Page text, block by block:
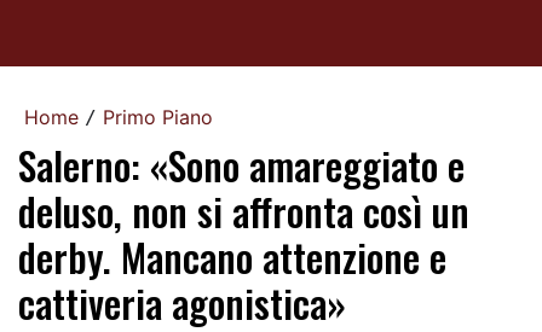
Home / Primo Piano
Salerno: «Sono amareggiato e
deluso, non si affronta così un
derby. Mancano attenzione e
cattiveria agonistica»